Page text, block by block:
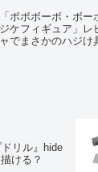
「ボボボーボ・ボ
ジケフィギュア」レ
ャでまさかのハジけ
リル』hide
ける？